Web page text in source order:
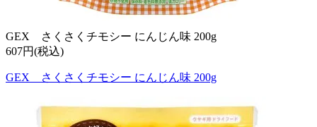
GEX さくさくチモシー にんじん味 200g
607円(税込)
GEX さくさくチモシー にんじん味 200g